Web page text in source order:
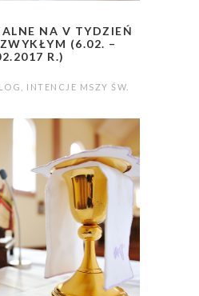
NA V TYDZIEŃ
(6.02. –
R.)
INTENCJE MSZY ŚW.